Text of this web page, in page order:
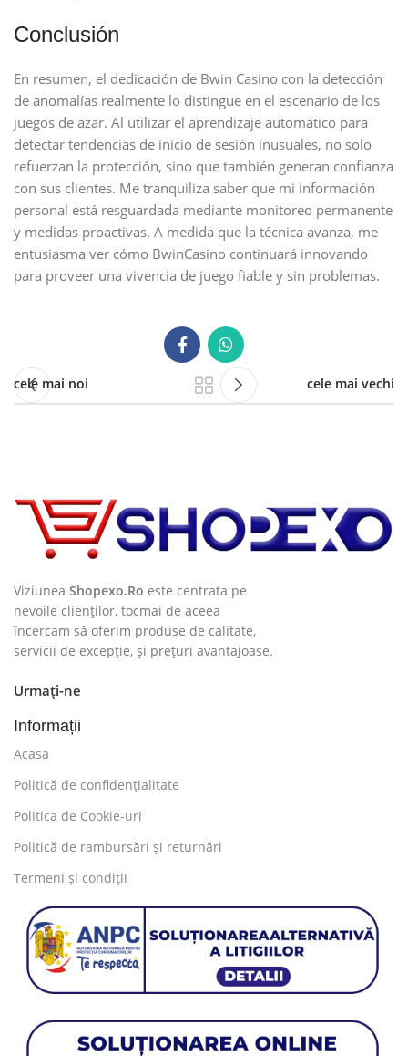
Conclusión
En resumen, el dedicación de Bwin Casino con la detección
de anomalías realmente lo distingue en el escenario de los
juegos de azar. Al utilizar el aprendizaje automático para
detectar tendencias de inicio de sesión inusuales, no solo
refuerzan la protección, sino que también generan confianza
con sus clientes. Me tranquiliza saber que mi información
personal está resguardada mediante monitoreo permanente
y medidas proactivas. A medida que la técnica avanza, me
entusiasma ver cómo BwinCasino continuará innovando
para proveer una vivencia de juego fiable y sin problemas.
cele mai noi cele mai vechi
Viziunea Shopexo.Ro este centrata pe
nevoile clienților, tocmai de aceea
încercam să oferim produse de calitate,
servicii de excepție, și prețuri avantajoase.
Urmați-ne
Informații
Acasa
Politică de confidențialitate
Politica de Cookie-uri
Politică de rambursări și returnări
Termeni și condiții